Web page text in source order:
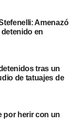
Amenazó
en
tras un
de tatuajes de
por herir con un